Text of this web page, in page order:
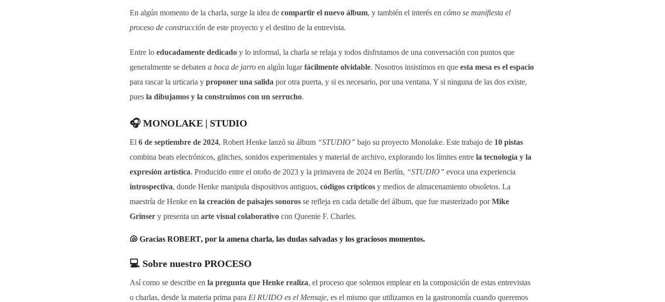
En algún momento de la charla, surge la idea de compartir el nuevo álbum, y también el interés en cómo se manifiesta el
proceso de construcción de este proyecto y el destino de la entrevista.
Entre lo educadamente dedicado y lo informal, la charla se relaja y todos disfrutamos de una conversación con puntos que
generalmente se debaten a boca de jarro en algún lugarfácilmente olvidable. Nosotros insistimos en que esta mesa es el espacio
para rascar la urticaria y proponer una salida por otra puerta, y si es necesario, por una ventana. Y si ninguna de las dos existe,
pues la dibujamos y la construimos con un serrucho.
🎧 MONOLAKE | STUDIO
El 6 de septiembre de 2024, Robert Henke lanzó su álbum “STUDIO” bajo su proyecto Monolake. Este trabajo de 10 pistas
combina beats electrónicos, glitches, sonidos experimentales y material de archivo, explorando los límites entre la tecnología y la
expresión artística. Producido entre el otoño de 2023 y la primavera de 2024 en Berlín, “STUDIO” evoca una experiencia
introspectiva, donde Henke manipula dispositivos antiguos, códigos crípticos y medios de almacenamiento obsoletos. La
maestría de Henke en la creación de paisajes sonoros se refleja en cada detalle del álbum, que fue masterizado porMike
Grinser y presenta un arte visual colaborativo con Queenie F. Charles.
🐚 Gracias ROBERT, por la amena charla, las dudas salvadas y los graciosos momentos.
💻 Sobre nuestro PROCESO
Así como se describe en la pregunta que Henke realiza, el proceso que solemos emplear en la composición de estas entrevistas
o charlas, desde la materia prima para El RUIDO es el Mensaje, es el mismo que utilizamos en la gastronomía cuando queremos